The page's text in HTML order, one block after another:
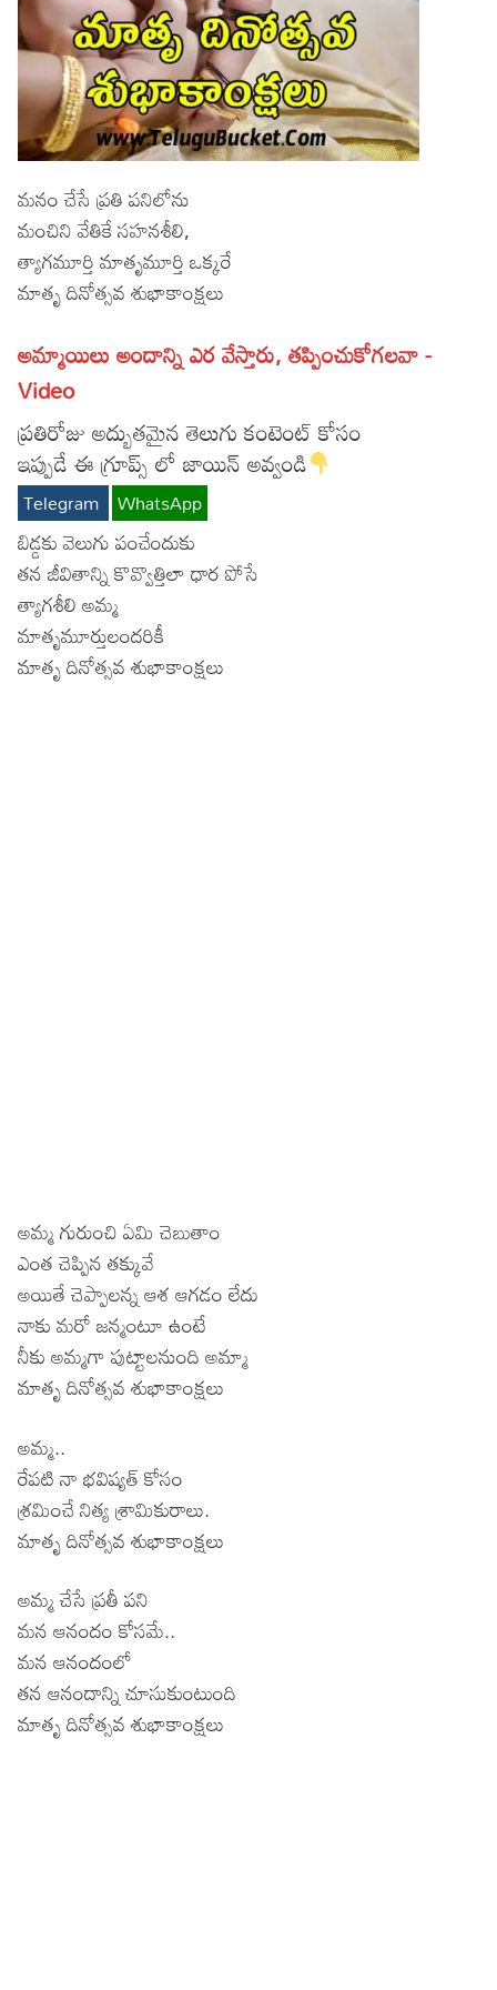
మనం చేసే ప్రతి పనిలోను
మంచిని వేతికే సహనశీలి,
త్యాగమూర్తి మాతృమూర్తి ఒక్కరే
మాతృ దినోత్సవ శుభాకాంక్షలు
అమ్మాయిలు అందాన్ని ఎర వేస్తారు, తప్పించుకోగలవా -
Video
ప్రతిరోజు అద్బుతమైన తెలుగు కంటెంట్ కోసం
ఇప్పుడే ఈ గ్రూప్స్ లో జాయిన్ అవ్వండి
Telegram WhatsApp
బిడ్డకు వెలుగు పంచేందుకు
తన జీవితాన్ని కొవ్వొత్తిలా ధార పోసే
త్యాగశీలి అమ్మ
మాతృమూర్తులందరికీ
మాతృ దినోత్సవ శుభాకాంక్షలు
అమ్మ గురుంచి ఏమి చెబుతాం
ఎంత చెప్పిన తక్కువే
అయితే చెప్పాలన్న ఆశ ఆగడం లేదు
నాకు మరో జన్మంటూ ఉంటే
నీకు అమ్మగా పుట్టాలనుంది అమ్మా
మాతృ దినోత్సవ శుభాకాంక్షలు
అమ్మ..
రేపటి నా భవిష్యత్ కోసం
శ్రమించే నిత్య శ్రామికురాలు.
మాతృ దినోత్సవ శుభాకాంక్షలు
అమ్మ చేసే ప్రతీ పని
మన ఆనందం కోసమే..
మన ఆనందంలో
తన ఆనందాన్ని చూసుకుంటుంది
మాతృ దినోత్సవ శుభాకాంక్షలు